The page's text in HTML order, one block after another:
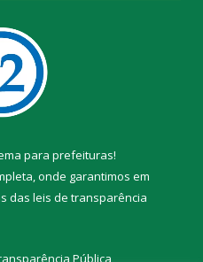
para prefeituras!
onde garantimos em
das leis de transparência
Pública